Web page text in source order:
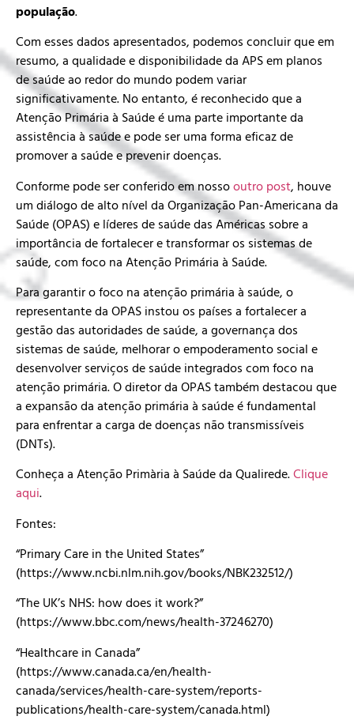
população.
Com esses dados apresentados, podemos concluir que em
resumo, a qualidade e disponibilidade da APS em planos
de saúde ao redor do mundo podem variar
significativamente. No entanto, é reconhecido que a
Atenção Primária à Saúde é uma parte importante da
assistência à saúde e pode ser uma forma eficaz de
promover a saúde e prevenir doenças.
Conforme pode ser conferido em nossooutro post, houve
um diálogo de alto nível da Organização Pan-Americana da
Saúde (OPAS) e líderes de saúde das Américas sobre a
importância de fortalecer e transformar os sistemas de
saúde, com foco na Atenção Primária à Saúde.
Para garantir o foco na atenção primária à saúde, o
representante da OPAS instou os países a fortalecer a
gestão das autoridades de saúde, a governança dos
sistemas de saúde, melhorar o empoderamento social e
desenvolver serviços de saúde integrados com foco na
atenção primária. O diretor da OPAS também destacou que
a expansão da atenção primária à saúde é fundamental
para enfrentar a carga de doenças não transmissíveis
(DNTs).
Conheça a Atenção Primària à Saúde da Qualirede.Clique
aqui.
Fontes:
“Primary Care in the United States”
(https://www.ncbi.nlm.nih.gov/books/NBK232512/)
“The UK’s NHS: how does it work?”
(https://www.bbc.com/news/health-37246270)
“Healthcare in Canada”
(https://www.canada.ca/en/health-
canada/services/health-care-system/reports-
publications/health-care-system/canada.html)